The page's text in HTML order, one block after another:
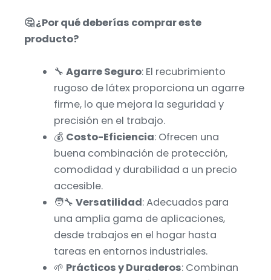
🤔 ¿Por qué deberías comprar este
producto?
🔧Agarre Seguro: El recubrimiento
rugoso de látex proporciona un agarre
firme, lo que mejora la seguridad y
precisión en el trabajo.
💰 Costo-Eficiencia: Ofrecen una
buena combinación de protección,
comodidad y durabilidad a un precio
accesible.
🧑‍🔧Versatilidad: Adecuados para
una amplia gama de aplicaciones,
desde trabajos en el hogar hasta
tareas en entornos industriales.
🌱 Prácticos y Duraderos: Combinan